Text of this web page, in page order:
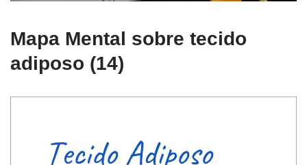
Mapa Mental sobre tecido
adiposo (14)